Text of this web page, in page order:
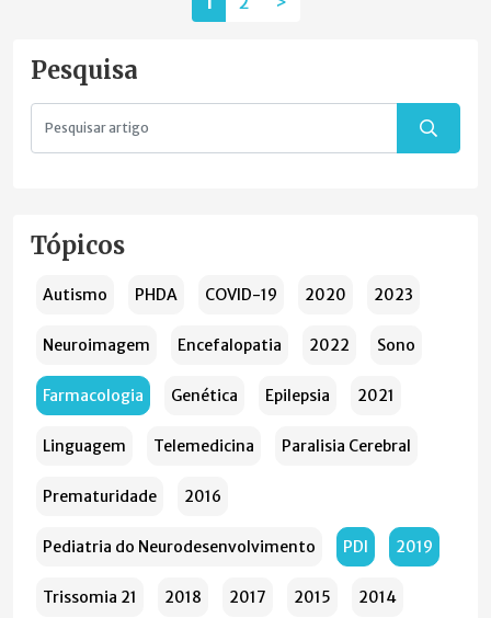
Pesquisa
Tópicos
Autismo PHDA COVID-19 2020 2023
Neuroimagem Encefalopatia 2022 Sono
Farmacologia Genética Epilepsia 2021
Linguagem Telemedicina Paralisia Cerebral
Prematuridade 2016
Pediatria do Neurodesenvolvimento PDI 2019
Trissomia 21 2018 2017 2015 2014